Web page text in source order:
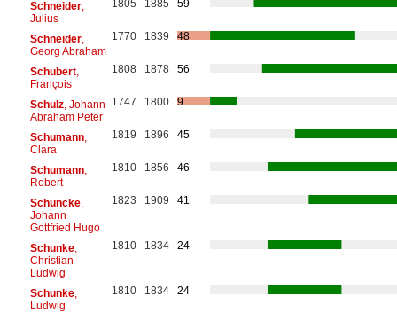
Schneider,
Julius
1805 1885 59
Schneider,
Georg Abraham
1770 1839 48
Schubert,
François
1808 1878 56
Schulz, Johann
Abraham Peter
1747 1800 9
Schumann,
Clara
1819 1896 45
Schumann,
Robert
1810 1856 46
Schuncke,
Johann
Gottfried Hugo
1823 1909 41
Schunke,
Christian
Ludwig
1810 1834 24
Schunke,
Ludwig
1810 1834 24